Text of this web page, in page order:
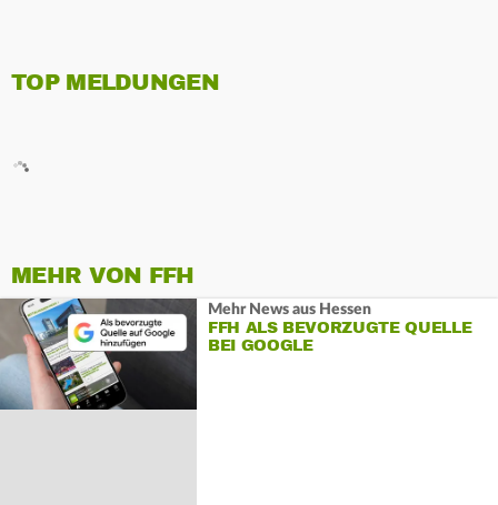
TOP MELDUNGEN
MEHR VON FFH
Mehr News aus Hessen
FFH ALS BEVORZUGTE QUELLE
BEI GOOGLE